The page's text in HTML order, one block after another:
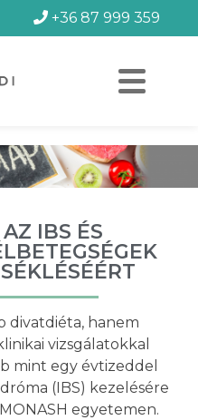
+36 87 999 359
IBS ÉS
divatdiéta, hanem
vizsgálatokkal
mint egy évtizeddel
(IBS) kezelésére
egyetemen.